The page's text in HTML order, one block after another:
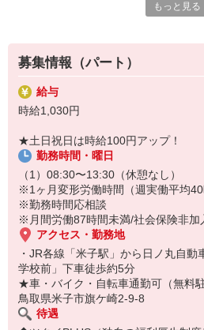
◇頑張った分、スタッフに還元！
・パートは特別手当の支給あり
※1日の作業人数:1人
★＼サービス・職種の魅力／
食材の硬さや大きさなど、お客様の状
います。
とを支援し、豊かな人生を送れるよう
す。
衛生管理や調理実技は、基本から丁寧
のある方も安心してスタートできます
もっと見る
募集情報（パート）
給与
時給1,030円
★土日祝日は時給100円アップ！
勤務時間・曜日
（1）08:30〜13:30（休憩なし）
※1ヶ月変形労働時間（週実働平均40
※勤務時間応相談
※月間労働87時間未満/社会保険非加
アクセス・勤務地
・JR各線「米子駅」から日ノ丸自
学校前」下車徒歩約5分
★車・バイク・自転車通勤可（無料駐
鳥取県米子市旗ケ崎2-9-8
待遇